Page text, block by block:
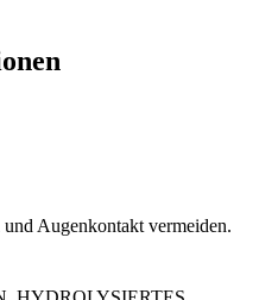
Augenkontakt vermeiden.